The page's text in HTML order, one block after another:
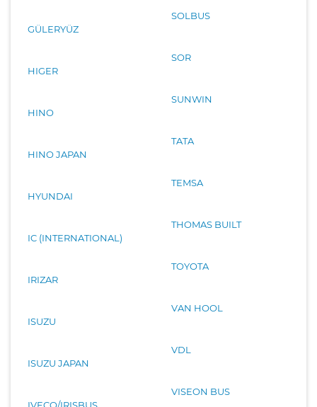
GÜLERYÜZ
HIGER
HINO
HINO JAPAN
HYUNDAI
IC (INTERNATIONAL)
IRIZAR
ISUZU
ISUZU JAPAN
IVECO/IRISBUS
SOLBUS
SOR
SUNWIN
TATA
TEMSA
THOMAS BUILT
TOYOTA
VAN HOOL
VDL
VISEON BUS